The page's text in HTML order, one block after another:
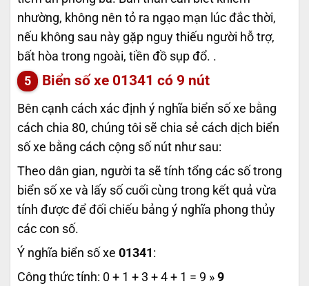
nhường, không nên tỏ ra ngạo mạn lúc đắc thời,
nếu không sau này gặp nguy thiếu người hỗ trợ,
bất hòa trong ngoài, tiền đồ sụp đổ. .
Biển số xe 01341 có 9 nút
Bên cạnh cách xác định ý nghĩa biển số xe bằng
cách chia 80, chúng tôi sẽ chia sẻ cách dịch biển
số xe bằng cách cộng số nút như sau:
Theo dân gian, người ta sẽ tính tổng các số trong
biển số xe và lấy số cuối cùng trong kết quả vừa
tính được để đối chiếu bảng ý nghĩa phong thủy
các con số.
Ý nghĩa biển số xe 01341 :
Công thức tính: 0 + 1 + 3 + 4 + 1 = 9 » 9